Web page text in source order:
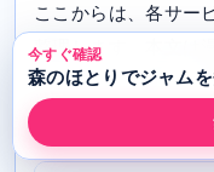
ここからは、各サー
整理します。本文は
ンプレートを使い、
今すぐ確認
森のほとりでジャム